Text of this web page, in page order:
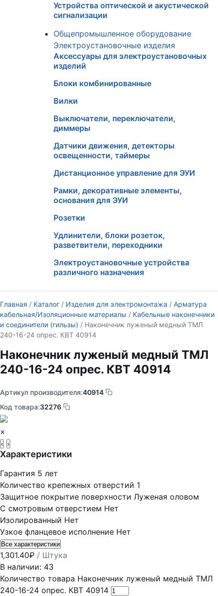
Устройства оптической и акустической
сигнализации
Общепромышленное оборудование
Электроустановочные изделия
Аксессуары для электроустановочных
изделий
Блоки комбинированные
Вилки
Выключатели, переключатели,
диммеры
Датчики движения, детекторы
освещенности, таймеры
Дистанционное управление для ЭУИ
Рамки, декоративные элементы,
основания для ЭУИ
Розетки
Удлинители, блоки розеток,
разветвители, переходники
Электроустановочные устройства
различного назначения
Главная / Каталог / Изделия для электромонтажа / Арматура
кабельная/Изоляционные материалы / Кабельные наконечники
и соединители (гильзы) / Наконечник луженый медный ТМЛ
240-16-24 опрес. КВТ 40914
Наконечник луженый медный ТМЛ
240-16-24 опрес. КВТ 40914
Артикул производителя:40914
Код товара:32276
×
‹ ›
Характеристики
Гарантия 5 лет
Количество крепежных отверстий 1
Защитное покрытие поверхности Луженая оловом
С смотровым отверстием Нет
Изолированный Нет
Узкое фланцевое исполнение Нет
Все характеристики
1,301.40₽ / Штука
В наличии: 43
Количество товара Наконечник луженый медный ТМЛ
240-16-24 опрес. КВТ 40914